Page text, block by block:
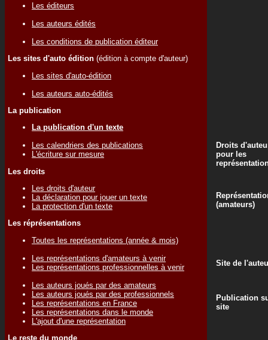
Les éditeurs
Les auteurs édités
Les conditions de publication éditeur
Les sites d'auto édition (édition à compte d'auteur)
Les sites d'auto-édition
Les auteurs auto-édités
La publication
La publication d'un texte
Les calendriers des publications
L'écriture sur mesure
Les droits
Les droits d'auteur
La déclaration pour jouer un texte
La protection d'un texte
Les réprésentations
Toutes les représentations (année & mois)
Les représentations d'amateurs à venir
Les représentations professionnelles à venir
Les auteurs joués par des amateurs
Les auteurs joués par des professionnels
Les représentations en France
Les représentations dans le monde
L'ajout d'une représentation
Le reste du monde
Droits
pour les
(amateurs)
Site de
Publication
site